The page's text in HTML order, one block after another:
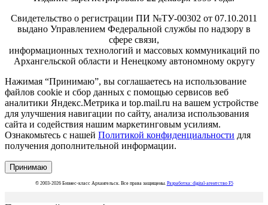
Свидетельство о регистрации ПИ №ТУ-00302 от 07.10.2011
выдано Управлением Федеральной службы по надзору в
сфере связи,
информационных технологий и массовых коммуникаций по
Архангельской области и Ненецкому автономному округу
Нажимая “Принимаю”, вы соглашаетесь на использование
файлов cookie и сбор данных с помощью сервисов веб
аналитики Яндекс.Метрика и top.mail.ru на вашем устройстве
для улучшения навигации по сайту, анализа использования
сайта и содействия нашим маркетинговым усилиям.
Ознакомьтесь с нашей Политикой конфиденциальности для
получения дополнительной информации.
Принимаю
© 2003-2026 Бизнес-класс Архангельск. Все права защищены. Разработка: digital-агентство F5